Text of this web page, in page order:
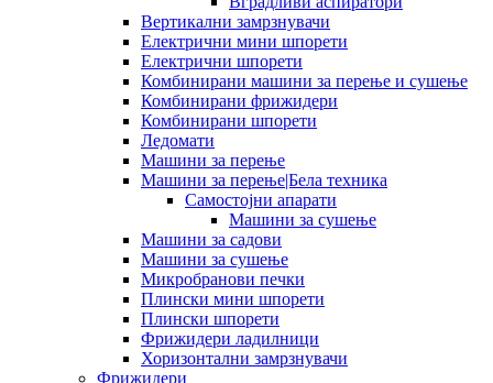
Вертикални замрзнувачи
Електрични мини шпорети
Електрични шпорети
Комбинирани машини за перење и сушење
Комбинирани фрижидери
Комбинирани шпорети
Ледомати
Машини за перење
Машини за перење|Бела техника
Самостојни апарати
Машини за сушење
Машини за садови
Машини за сушење
Микробранови печки
Плински мини шпорети
Плински шпорети
Фрижидери ладилници
Хоризонтални замрзнувачи
Фрижидери